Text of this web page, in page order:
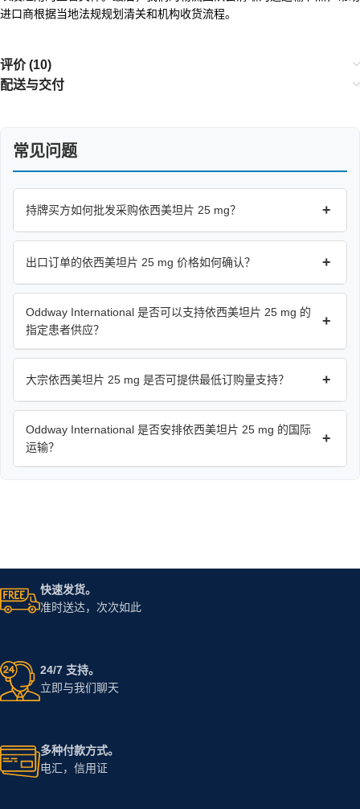
进口商根据当地法规规划清关和机构收货流程。
评价 (10)
配送与交付
常见问题
持牌买方如何批发采购依西美坦片 25 mg？ +
出口订单的依西美坦片 25 mg 价格如何确认？ +
Oddway International 是否可以支持依西美坦片 25 mg 的
指定患者供应？
+
大宗依西美坦片 25 mg 是否可提供最低订购量支持？ +
Oddway International 是否安排依西美坦片 25 mg 的国际
运输？
+
快速发货。
准时送达，次次如此
24/7 支持。
立即与我们聊天
多种付款方式。
电汇，信用证